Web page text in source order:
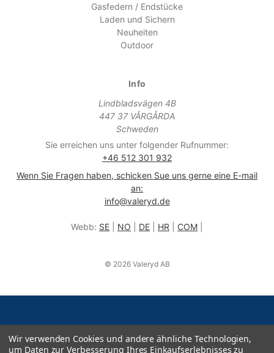
Gasfedern / Endstücke
Laden und Sichern
Neuheiten
Outdoor
Info
Lindbladsvägen 4B
447 37 VÅRGÅRDA
Schweden
Sie erreichen uns unter folgender Rufnummer:
+46 512 301 932
Wenn Sie Fragen haben, schicken Sue uns gerne eine E-mail
an:
info@valeryd.de
Webb: SE NO DE HR COM
© 2026 Valeryd AB
Wir verwenden Cookies und andere ähnliche Technologien,
um Daten zur Verbesserung Ihres Einkaufserlebnisses zu